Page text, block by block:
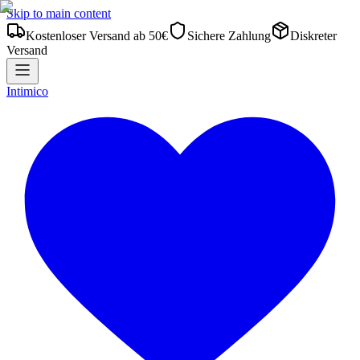
Skip to main content
Kostenloser Versand ab 50€
Sichere Zahlung
Diskreter
Versand
Intimico